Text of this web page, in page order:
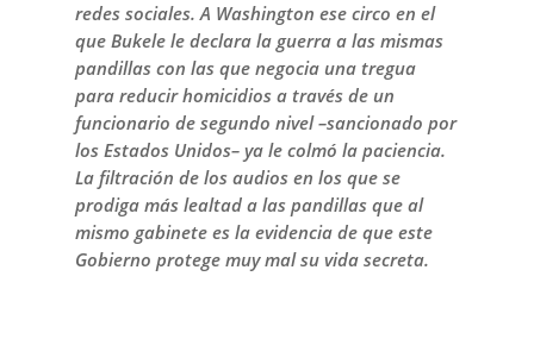
redes sociales. A Washington ese circo en el
que Bukele le declara la guerra a las mismas
pandillas con las que negocia una tregua
para reducir homicidios a través de un
funcionario de segundo nivel –sancionado por
los Estados Unidos– ya le colmó la paciencia.
La filtración de los audios en los que se
prodiga más lealtad a las pandillas que al
mismo gabinete es la evidencia de que este
Gobierno protege muy mal su vida secreta.